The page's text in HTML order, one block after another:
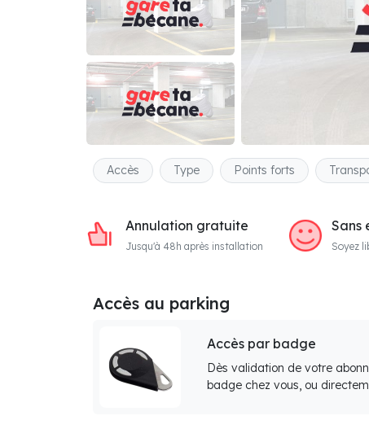
Accès Type Points forts
Annulation gratuite
Jusqu'à 48h après installation
Sans
Soyez
Accès au parking
Accès par badge
Dès validation de votre
badge chez vous, ou